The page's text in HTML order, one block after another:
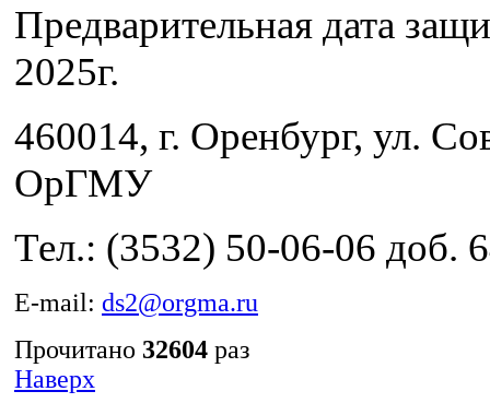
Предварительная дата
2025г.
460014, г. Оренбург, ул.
ОрГМУ
Тел.: (3532) 50-06-06 доб.
E-mail: ds2@orgma.ru
Прочитано 32604 раз
Наверх